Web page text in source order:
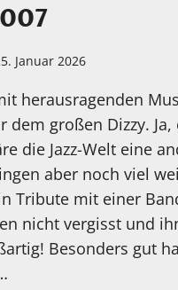
Januar 2026
herausragenden
dem großen Dizzy. Ja,
die Jazz-Welt eine
aber noch viel
Tribute mit einer
nicht vergisst und
Besonders gut